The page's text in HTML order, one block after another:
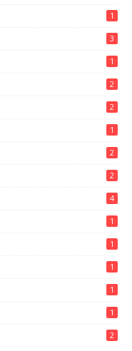
1
3
1
2
2
1
2
2
4
1
1
1
1
1
2